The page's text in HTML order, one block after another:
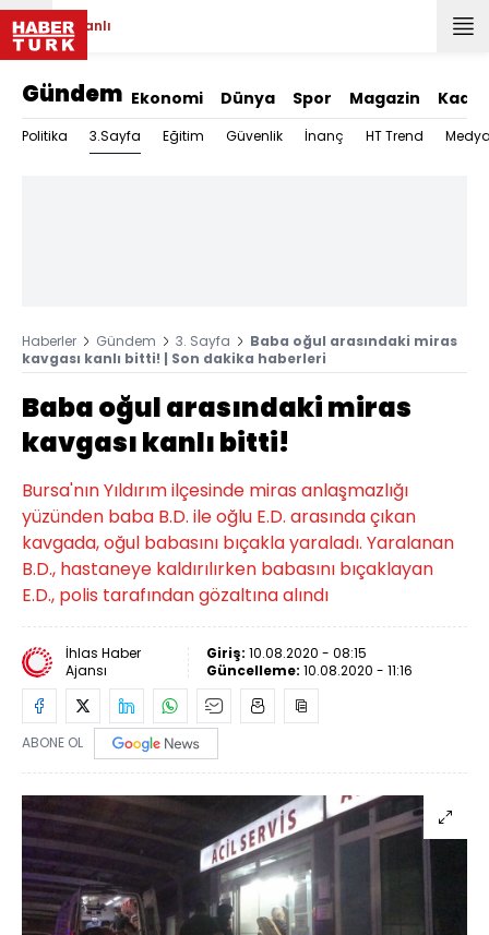
Canlı
Gündem Ekonomi Dünya Spor Magazin Kadın
Politika 3.Sayfa Eğitim Güvenlik İnanç HT Trend
Haberler Gündem 3. Sayfa
Baba oğul arasındaki miras
kavgası kanlı bitti! | Son dakika haberleri
Baba oğul arasındaki miras
kavgası kanlı bitti!
Bursa'nın Yıldırım ilçesinde miras anlaşmazlığı
yüzünden baba B.D. ile oğlu E.D. arasında çıkan
kavgada, oğul babasını bıçakla yaraladı. Yaralanan
B.D., hastaneye kaldırılırken babasını bıçaklayan
E.D., polis tarafından gözaltına alındı
İhlas Haber
Ajansı
Giriş: 10.08.2020 - 08:15
Güncelleme: 10.08.2020 - 11:16
ABONE OL